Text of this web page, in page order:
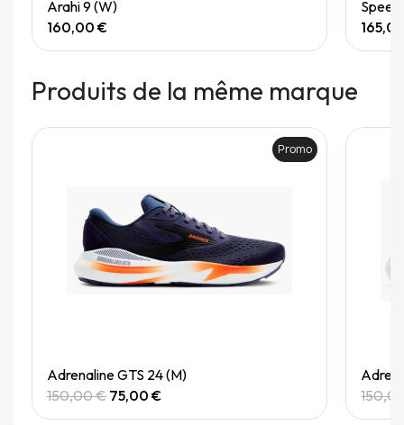
Arahi 9 (W)
160,00 €
Produits de la même marque
Quick View
Promo
Adrenaline GTS 24 (M)
150,00 € 75,00 €